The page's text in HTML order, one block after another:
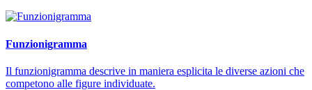
Funzionigramma
Il funzionigramma descrive in maniera esplicita le diverse azioni che
competono alle figure individuate.